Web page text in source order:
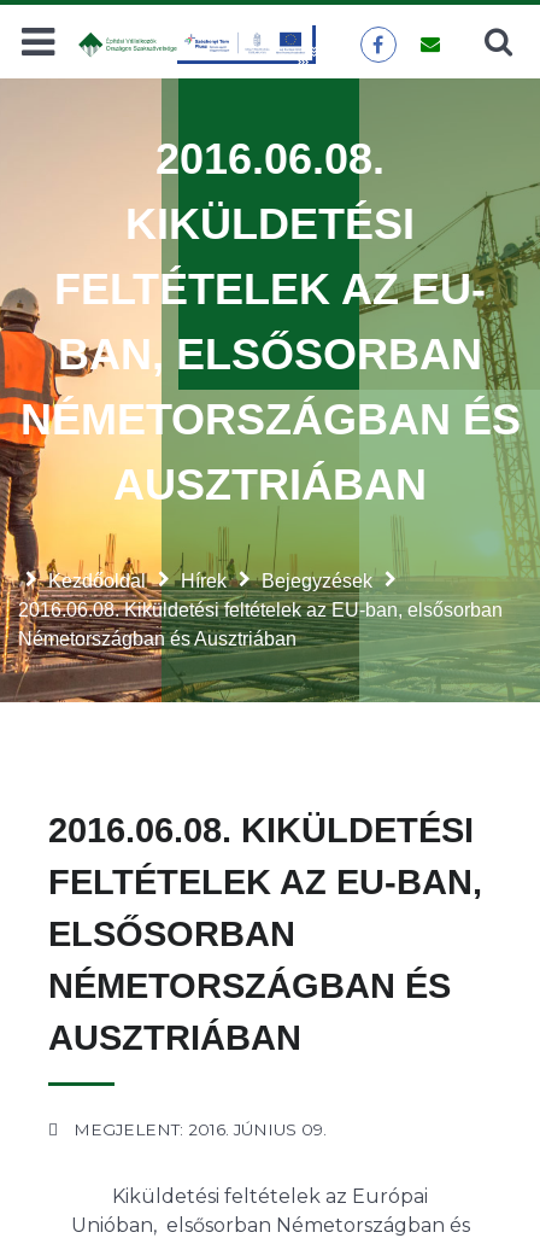
Keresés
Kezdőoldal Hírek
Bejegyzések
2016.06.08. Kiküldetési feltételek az EU-ban, elsősorban
Németországban és Ausztriában
2016.06.08.
KIKÜLDETÉSI
FELTÉTELEK AZ EU-
BAN, ELSŐSORBAN
NÉMETORSZÁGBAN ÉS
AUSZTRIÁBAN
2016.06.08. KIKÜLDETÉSI
FELTÉTELEK AZ EU-BAN,
ELSŐSORBAN
NÉMETORSZÁGBAN ÉS
AUSZTRIÁBAN
MEGJELENT: 2016. JÚNIUS 09.
Kiküldetési feltételek az Európai
Unióban, elsősorban Németországban és